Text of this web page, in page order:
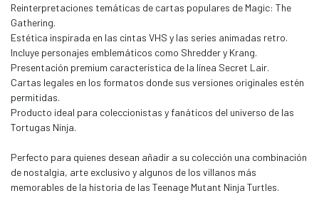
Reinterpretaciones temáticas de cartas populares de Magic: The
Gathering.
Estética inspirada en las cintas VHS y las series animadas retro.
Incluye personajes emblemáticos como Shredder y Krang.
Presentación premium característica de la línea Secret Lair.
Cartas legales en los formatos donde sus versiones originales estén
permitidas.
Producto ideal para coleccionistas y fanáticos del universo de las
Tortugas Ninja.
Perfecto para quienes desean añadir a su colección una combinación
de nostalgia, arte exclusivo y algunos de los villanos más
memorables de la historia de las Teenage Mutant Ninja Turtles.